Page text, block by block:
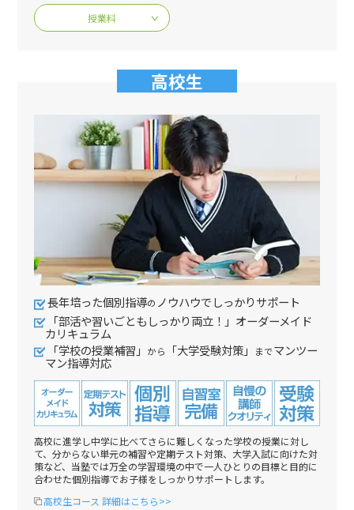
授業料
高校生
長年培った個別指導の ノウハウでしっかりサポート
「部活や習いごともしっかり両立！」オーダーメイド
カリキュラム
「学校の授業補習」
から 「大学受験対策」 までマンツー
マン指導対応
高校に進学し中学に比べてさらに難しくなった学校の授業に対し
て、分からない単元の補習や定期テスト対策、大学入試に向けた対
策など、当塾では万全の学習環境の中で一人ひとりの目標と目的に
合わせた個別指導でお子様をしっかりサポートします。
高校生コース 詳細はこちら>>